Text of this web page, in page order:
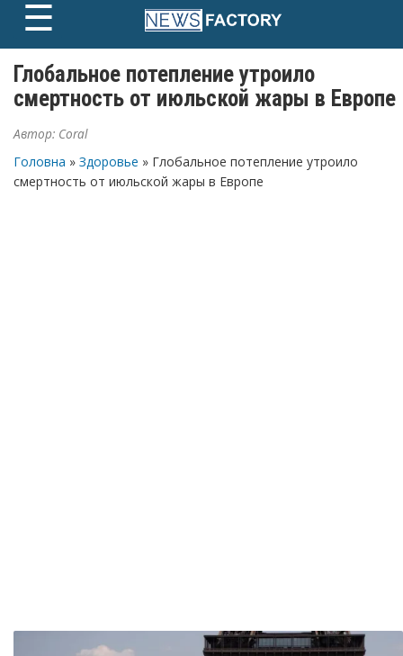
content
☰
Глобальное потепление утроило
смертность от июльской жары в Европе
Автор: Coral
Головна » Здоровье » Глобальное потепление утроило
смертность от июльской жары в Европе